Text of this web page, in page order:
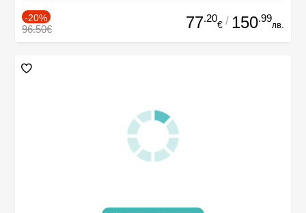
-20%
96.50€ 77.20
€ / 150.99
лв.